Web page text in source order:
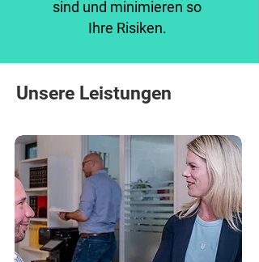
sind und minimieren so
Ihre Risiken.
Unsere Leistungen